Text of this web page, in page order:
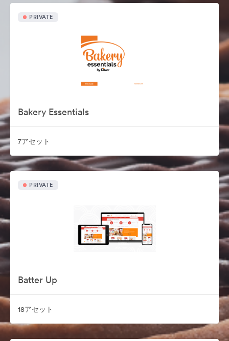
PRIVATE
Bakery Essentials
7アセット
PRIVATE
Batter Up
18アセット